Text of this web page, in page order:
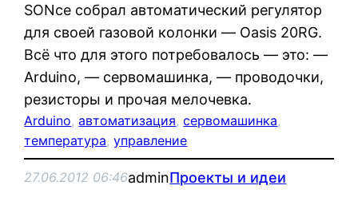
SONce собрал автоматический регулятор
для своей газовой колонки — Oasis 20RG.
Всё что для этого потребовалось — это: —
Arduino, — сервомашинка, — проводочки,
резисторы и прочая мелочевка.
Arduino, автоматизация, сервомашинка
температура, управление
27.06.2012 06:46adminПроекты и идеи